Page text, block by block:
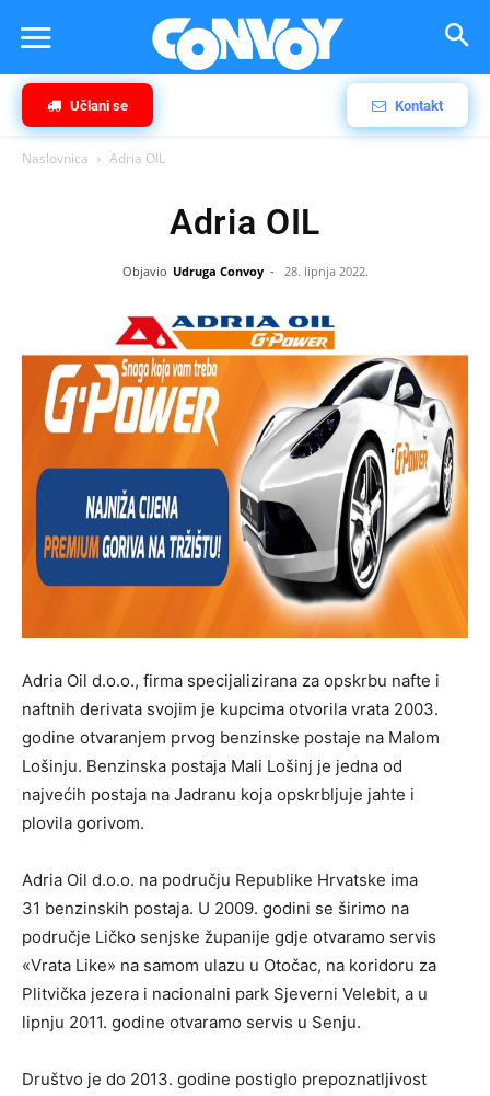
Učlani se Kontakt
Naslovnica Adria OIL
Adria OIL
Objavio Udruga Convoy - 28. lipnja 2022.
Adria Oil d.o.o., firma specijalizirana za opskrbu nafte i
naftnih derivata svojim je kupcima otvorila vrata 2003.
godine otvaranjem prvog benzinske postaje na Malom
Lošinju. Benzinska postaja Mali Lošinj je jedna od
najvećih postaja na Jadranu koja opskrbljuje jahte i
plovila gorivom.
Adria Oil d.o.o. na području Republike Hrvatske ima
31 benzinskih postaja. U 2009. godini se širimo na
područje Ličko senjske županije gdje otvaramo servis
«Vrata Like» na samom ulazu u Otočac, na koridoru za
Plitvička jezera i nacionalni park Sjeverni Velebit, a u
lipnju 2011. godine otvaramo servis u Senju.
Društvo je do 2013. godine postiglo prepoznatljivost